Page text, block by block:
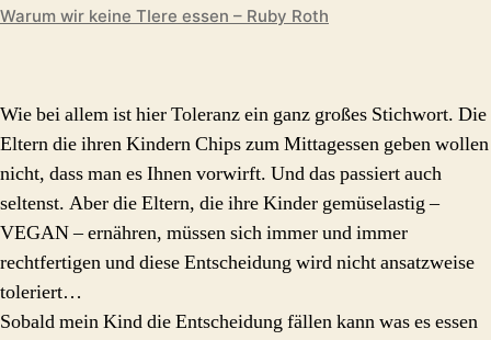
Warum wir keine TIere essen – Ruby Roth
Wie bei allem ist hier Toleranz ein ganz großes Stichwort. Die
Eltern die ihren Kindern Chips zum Mittagessen geben wollen
nicht, dass man es Ihnen vorwirft. Und das passiert auch
seltenst. Aber die Eltern, die ihre Kinder gemüselastig –
VEGAN – ernähren, müssen sich immer und immer
rechtfertigen und diese Entscheidung wird nicht ansatzweise
toleriert…
Sobald mein Kind die Entscheidung fällen kann was es essen